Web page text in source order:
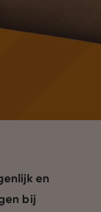
en
bij